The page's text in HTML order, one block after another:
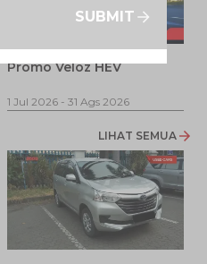
Promo Veloz HEV
1 Jul 2026 - 31 Ags 2026
LIHAT SEMUA
SUBMIT